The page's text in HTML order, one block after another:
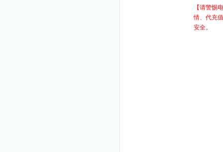
【请警惕
情、代充
安全。